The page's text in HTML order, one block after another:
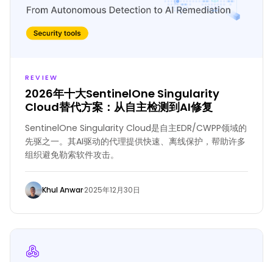
REVIEW
2026年十大SentinelOne Singularity
Cloud替代方案：从自主检测到AI修复
SentinelOne Singularity Cloud是自主EDR/CWPP领域的
先驱之一。其AI驱动的代理提供快速、离线保护，帮助许多
组织避免勒索软件攻击。
Khul Anwar·2025年12月30日